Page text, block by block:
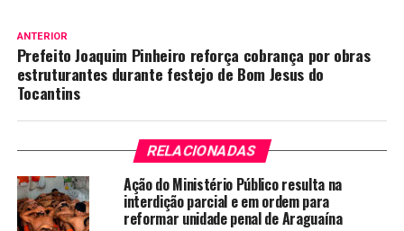
ANTERIOR
Prefeito Joaquim Pinheiro reforça cobrança por obras
estruturantes durante festejo de Bom Jesus do
Tocantins
RELACIONADAS
Ação do Ministério Público resulta na
interdição parcial e em ordem para
reformar unidade penal de Araguaína